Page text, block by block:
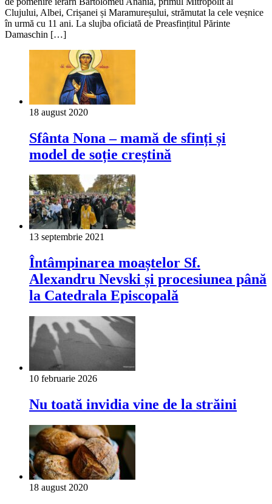
Clujului, Albei, Crișanei și Maramureșului, strămutat la cele veșnice
în urmă cu 11 ani. La slujba oficiată de Preasfințitul Părinte
Damaschin […]
18 august 2020
Sfânta Nona – mamă de sfinți și
model de soție creștină
13 septembrie 2021
Întâmpinarea moaștelor Sf.
Alexandru Nevski și procesiunea până
la Catedrala Episcopală
10 februarie 2026
Nu toată invidia vine de la străini
18 august 2020